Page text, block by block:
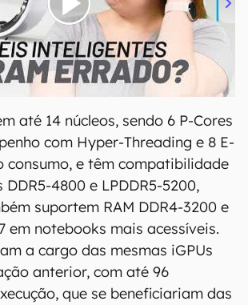
até 14 núcleos, sendo 6 P-Cores
com Hyper-Threading e 8 E-
consumo, e têm compatibilidade
4800 e LPDDR5-5200,
suportem RAM DDR4-3200 e
em notebooks mais acessíveis.
a cargo das mesmas iGPUs
anterior, com até 96
que se beneficiariam das